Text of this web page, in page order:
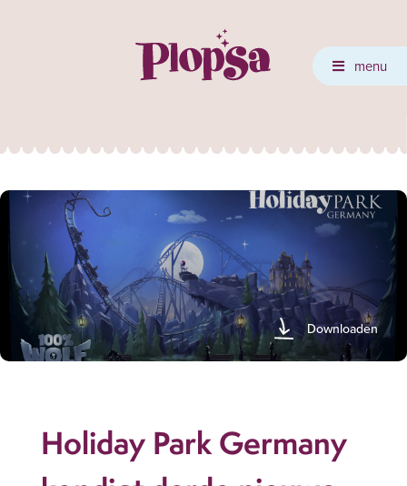
menu
Downloaden
Holiday Park Germany